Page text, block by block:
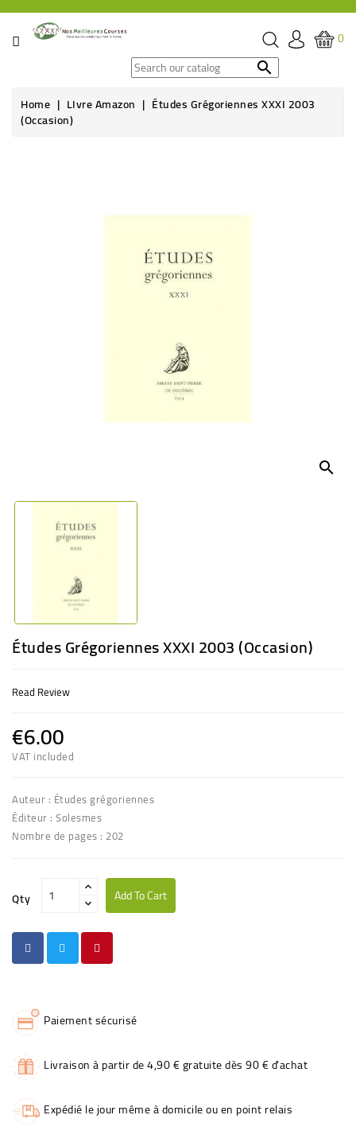
CATEGORY
GROCERY
0

Home LIvre Amazon Études Grégoriennes XXXI 2003
(Occasion)
search
Études Grégoriennes XXXI 2003 (Occasion)
Read Review
€6.00
VAT included
Auteur : Études grégoriennes
Éditeur : Solesmes
Nombre de pages : 202
Qty Add To Cart
Paiement sécurisé
Livraison à partir de 4,90 € gratuite dès 90 € d'achat
Expédié le jour même à domicile ou en point relais